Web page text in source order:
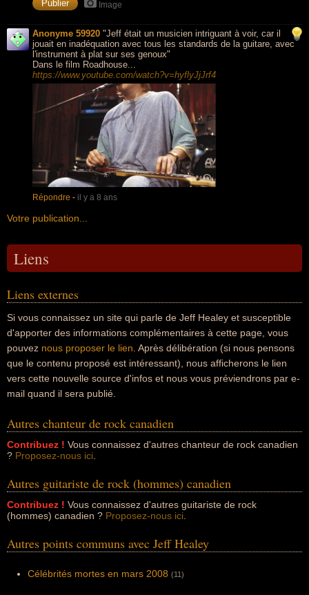
Image
Anonyme 59920 "Jeff était un musicien intriguant à voir, car il
jouait en inadéquation avec tous les standards de la guitare, avec
l'instrument à plat sur ses genoux"
Dans le film Roadhouse...
https://www.youtube.com/watch?v=hyflyJjJrf4
Répondre - il y a 8 ans
Votre publication...
Liens
Liens externes
Si vous connaissez un site qui parle de Jeff Healey et susceptible
d'apporter des informations complémentaires à cette page, vous
pouvez nous proposer le lien . Après délibération (si nous pensons
que le contenu proposé est intéressant), nous afficherons le lien
vers cette nouvelle source d'infos et nous vous préviendrons par e-
mail quand il sera publié.
Autres chanteur de rock canadien
Contribuez ! Vous connaissez d'autres chanteur de rock canadien
? Proposez-nous ici
Autres guitariste de rock (hommes) canadien
Contribuez ! Vous connaissez d'autres guitariste de rock
(hommes) canadien ? Proposez-nous ici
Autres points communs avec Jeff Healey
Célébrités mortes en mars 2008 (11)